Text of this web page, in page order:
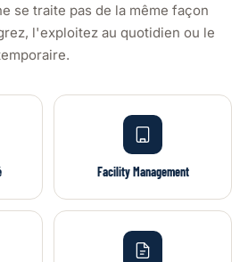
se traite pas de la même façon
l'exploitez au quotidien ou le
Facility Management